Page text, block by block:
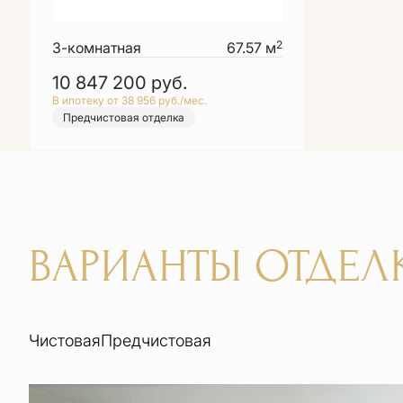
3-комнатная 67.57 м2
10 847 200 руб.
В ипотеку от 38 956 руб./мес.
Предчистовая отделка
ВАРИАНТЫ
ЧистоваяПредчистовая